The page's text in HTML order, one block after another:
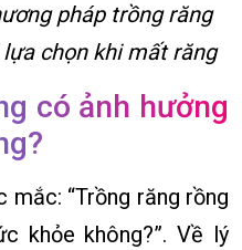
pháp trồng răng
chọn khi mất răng
có ảnh hưởng
mắc: “Trồng răng rồng
khỏe không?”. Về lý